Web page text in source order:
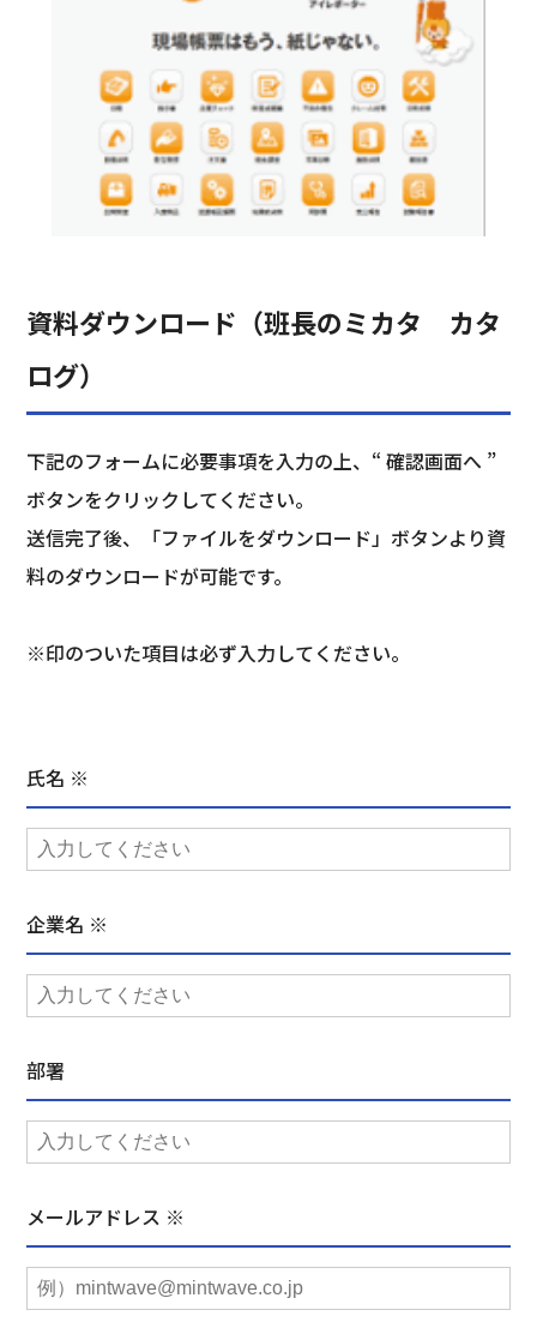
資料ダウンロード（班長のミカタ カタ
ログ）
下記のフォームに必要事項を入力の上、“ 確認画面へ ”
ボタンをクリックしてください。
送信完了後、「ファイルをダウンロード」ボタンより資
料のダウンロードが可能です。
※印のついた項目は必ず入力してください。
氏名 ※
企業名 ※
部署
メールアドレス ※